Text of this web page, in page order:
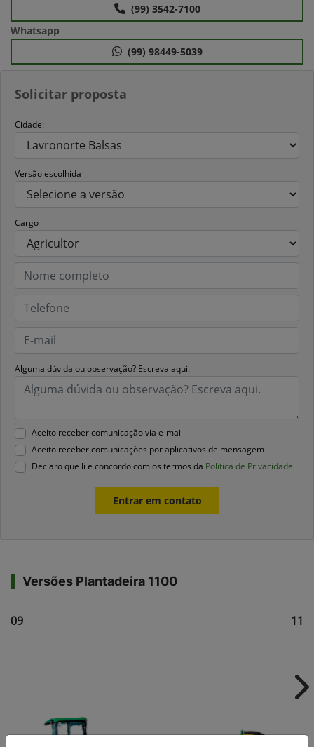
Solicitar proposta
Cidade:
Versão escolhida
Cargo
Alguma dúvida ou observação? Escreva aqui.
Aceito receber comunicação via e-mail
Aceito receber comunicações por aplicativos de mensagem
Declaro que li e concordo com os termos da Política de Privacidade
Entrar em contato
(99) 3542-7100
Whatsapp
(99) 98449-5039
Versões Plantadeira 1100